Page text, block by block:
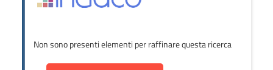
Non sono presenti elementi per raffinare questa ricerca